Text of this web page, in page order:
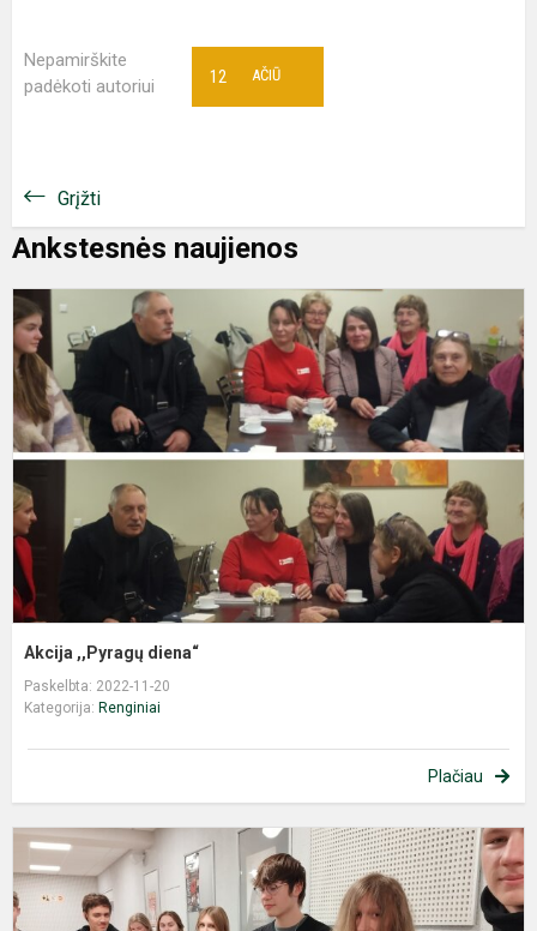
Nepamirškite
padėkoti autoriui
AČIŪ
12
Grįžti
Ankstesnės naujienos
Akcija ,,Pyragų diena“
Paskelbta: 2022-11-20
Kategorija: Renginiai
Plačiau